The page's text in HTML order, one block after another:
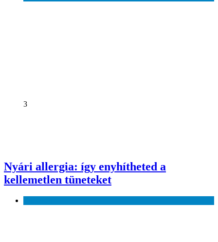
3
Nyári allergia: így enyhítheted a
kellemetlen tüneteket